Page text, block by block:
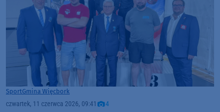
SportGmina Więcbork
czwartek, 11 czerwca 2026, 09:41 4